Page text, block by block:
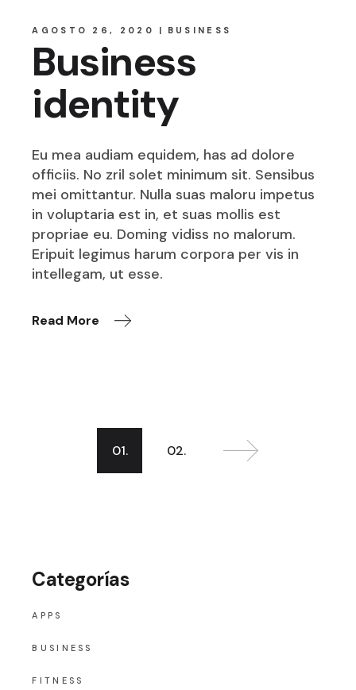
AGOSTO 26, 2020 BUSINESS
Business
identity
Eu mea audiam equidem, has ad dolore
officiis. No zril solet minimum sit. Sensibus
mei omittantur. Nulla suas maloru impetus
in voluptaria est in, et suas mollis est
propriae eu. Doming vidiss no malorum.
Eripuit legimus harum corpora per vis in
intellegam, ut esse.
Read More
01. 02.
Categorías
APPS
BUSINESS
FITNESS